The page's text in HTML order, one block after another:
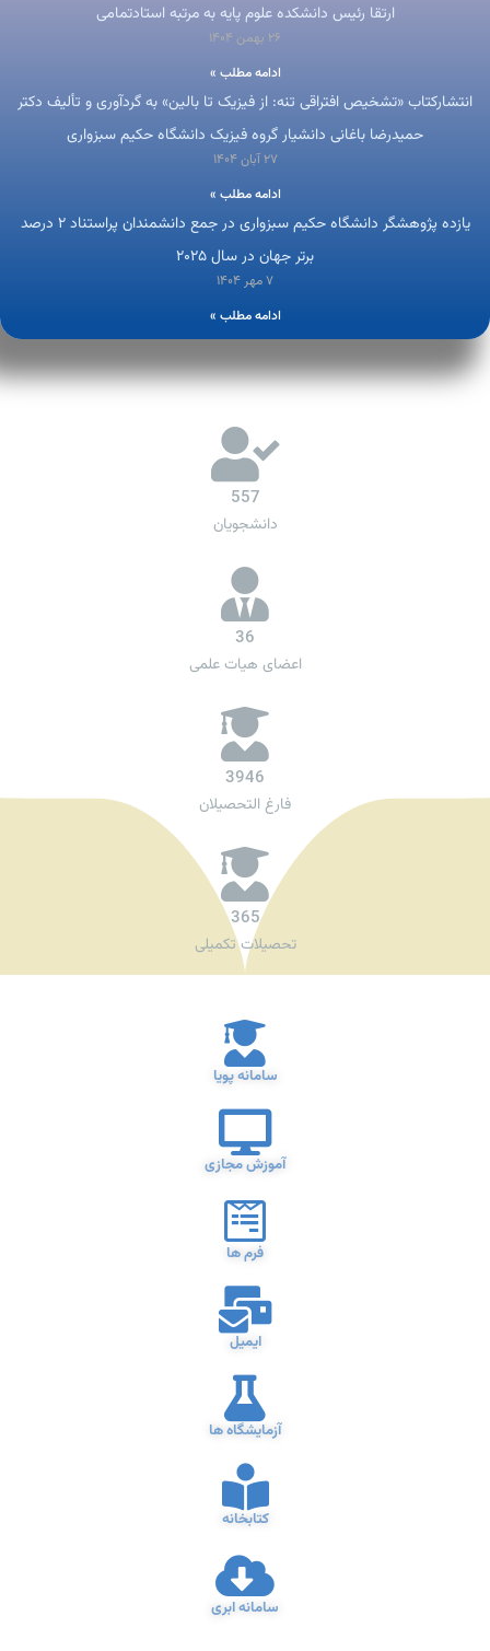
ارتقا رئیس دانشکده علوم پایه به مرتبه استادتمامی
۲۶ بهمن ۱۴۰۴
ادامه مطلب »
انتشارکتاب «تشخیص افتراقی تنه: از فیزیک تا بالین» به گردآوری و تألیف دکتر
حمیدرضا باغانی دانشیار گروه فیزیک دانشگاه حکیم سبزواری
۲۷ آبان ۱۴۰۴
ادامه مطلب »
یازده پژوهشگر دانشگاه حکیم سبزواری در جمع دانشمندان پراستناد ۲ درصد
برتر جهان در سال ۲۰۲۵
۷ مهر ۱۴۰۴
ادامه مطلب »
دانشجویان
557
اعضای هیات علمی
36
فارغ التحصیلان
3946
تحصیلات تکمیلی
365
سامانه پویا
آموزش مجازی
فرم ها
ایمیل
آزمایشگاه ها
کتابخانه
سامانه ابری